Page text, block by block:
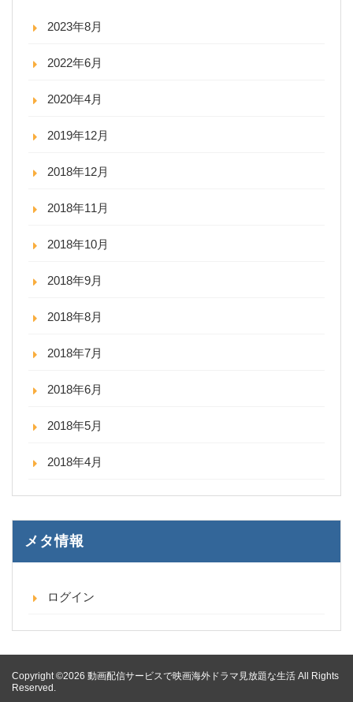
2023年8月
2022年6月
2020年4月
2019年12月
2018年12月
2018年11月
2018年10月
2018年9月
2018年8月
2018年7月
2018年6月
2018年5月
2018年4月
メタ情報
ログイン
Copyright ©2026 動画配信サービスで映画海外ドラマ見放題な生活 All Rights
Reserved.